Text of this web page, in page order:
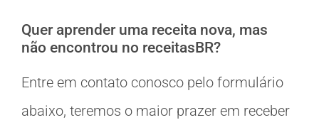
Quer aprender uma receita nova, mas
não encontrou no receitasBR?
Entre em contato conosco pelo formulário
abaixo, teremos o maior prazer em receber